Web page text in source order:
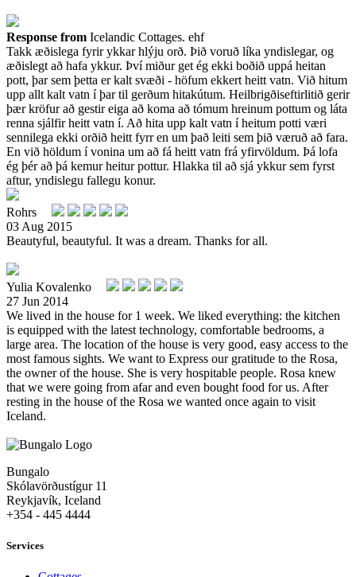
Response from Icelandic Cottages. ehf
Takk æðislega fyrir ykkar hlýju orð. Þið voruð líka yndislegar, og
æðislegt að hafa ykkur. Því miður get ég ekki boðið uppá heitan
pott, þar sem þetta er kalt svæði - höfum ekkert heitt vatn. Við hitum
upp allt kalt vatn í þar til gerðum hitakútum. Heilbrigðiseftirlitið gerir
þær kröfur að gestir eiga að koma að tómum hreinum pottum og láta
renna sjálfir heitt vatn í. Að hita upp kalt vatn í heitum potti væri
sennilega ekki orðið heitt fyrr en um það leiti sem þið væruð að fara.
En við höldum í vonina um að fá heitt vatn frá yfirvöldum. Þá lofa
ég þér að þá kemur heitur pottur. Hlakka til að sjá ykkur sem fyrst
aftur, yndislegu fallegu konur.
Rohrs
03 Aug 2015
Beautyful, beautyful. It was a dream. Thanks for all.
Yulia Kovalenko
27 Jun 2014
We lived in the house for 1 week. We liked everything: the kitchen
is equipped with the latest technology, comfortable bedrooms, a
large area. The location of the house is very good, easy access to the
most famous sights. We want to Express our gratitude to the Rosa,
the owner of the house. She is very hospitable people. Rosa knew
that we were going from afar and even bought food for us. After
resting in the house of the Rosa we wanted once again to visit
Iceland.
Bungalo
Skólavörðustígur 11
Reykjavík, Iceland
+354 - 445 4444
Services